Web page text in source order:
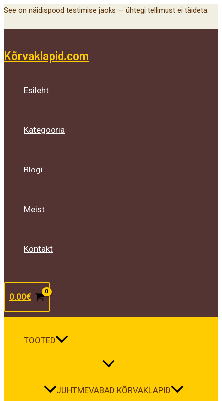
Skip
See on näidispood testimise jaoks — ühtegi tellimust ei täideta.
Kõrvaklapid.com
Esileht
Kategooria
Blogi
Meist
Kontakt
0.00€
TOOTED
Menu
Toggle
JUHTMEVABAD KÕRVAKLAPID
Menu
Toggle
Menu
Toggle
Main
Menu